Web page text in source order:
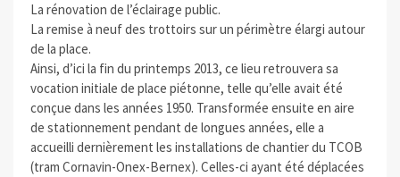
La rénovation de l’éclairage public.
La remise à neuf des trottoirs sur un périmètre élargi autour
de la place.
Ainsi, d’ici la fin du printemps 2013, ce lieu retrouvera sa
vocation initiale de place piétonne, telle qu’elle avait été
conçue dans les années 1950. Transformée ensuite en aire
de stationnement pendant de longues années, elle a
accueilli dernièrement les installations de chantier du TCOB
(tram Cornavin-Onex-Bernex). Celles-ci ayant été déplacées